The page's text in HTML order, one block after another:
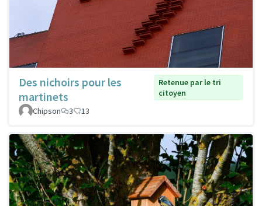
Des nichoirs pour les
martinets
Retenue par le tri
citoyen
Chipson
3 13